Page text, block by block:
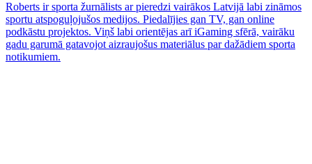
Roberts ir sporta žurnālists ar pieredzi vairākos Latvijā labi zināmos
sportu atspoguļojušos medijos. Piedalījies gan TV, gan online
podkāstu projektos. Viņš labi orientējas arī iGaming sfērā, vairāku
gadu garumā gatavojot aizraujošus materiālus par dažādiem sporta
notikumiem.